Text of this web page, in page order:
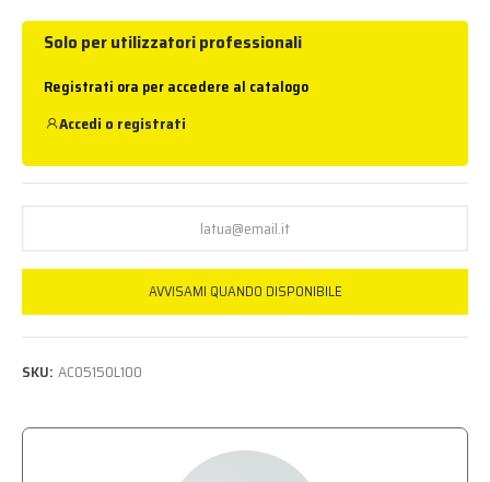
Solo per utilizzatori professionali
Registrati ora per accedere al catalogo
Accedi o registrati
AVVISAMI QUANDO DISPONIBILE
SKU: AC05150L100